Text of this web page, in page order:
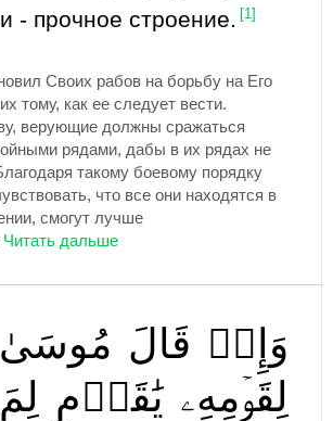
- прочное строение.
[1]
Своих рабов на борьбу на Его
тому, как ее следует вести.
верующие должны сражаться
рядами, дабы в их рядах не
такому боевому порядку
что все они находятся в
смогут лучше
وَإِذۡ قَالَ مُوسَىٰ
لِقَوۡمِهِۦ يَٰقَوۡمِ لِمَ